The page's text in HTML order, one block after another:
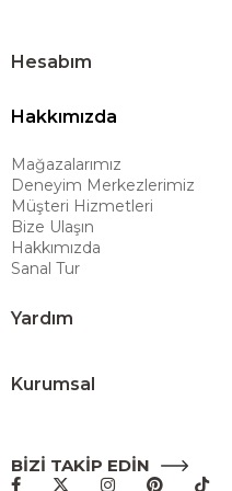
taşıyan marka; rahat
çözümler sunar. Teknoloji ve
alışveriş deneyimi sunmak ve
Türkiye’de
Hesabım
Hakkımızda
Mağazalarımız
Deneyim Merkezlerimiz
Müşteri Hizmetleri
Bize Ulaşın
Hakkımızda
Sanal Tur
Yardım
Kurumsal
BİZİ TAKİP EDİN